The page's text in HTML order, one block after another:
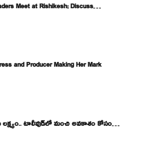
Meet at Rishikesh; Discuss…
and Producer Making Her Mark
టాలీవుడ్‌లో మంచి అవకాశం కోసం…